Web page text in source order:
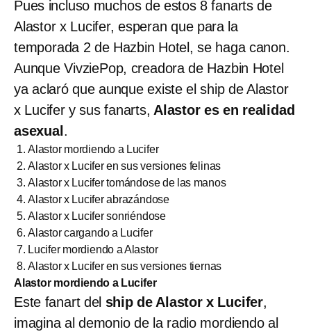
Pues incluso muchos de estos 8 fanarts de
Alastor x Lucifer, esperan que para la
temporada 2 de Hazbin Hotel, se haga canon.
Aunque VivziePop, creadora de Hazbin Hotel
ya aclaró que aunque existe el ship de Alastor
x Lucifer y sus fanarts, Alastor es en realidad
asexual .
Alastor mordiendo a Lucifer
Alastor x Lucifer en sus versiones felinas
Alastor x Lucifer tomándose de las manos
Alastor x Lucifer abrazándose
Alastor x Lucifer sonriéndose
Alastor cargando a Lucifer
Lucifer mordiendo a Alastor
Alastor x Lucifer en sus versiones tiernas
Alastor mordiendo a Lucifer
Este fanart del ship de Alastor x Lucifer,
imagina al demonio de la radio mordiendo al